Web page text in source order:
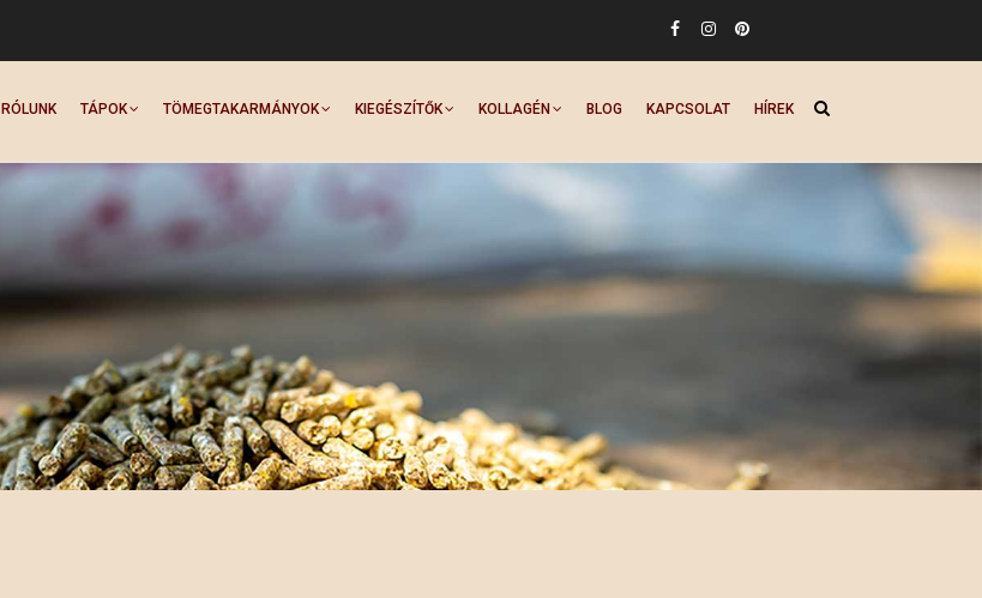
Navigation
RÓLUNK TÁPOK TÖMEGTAKARMÁNYOK KIEGÉSZÍTŐK KOLLAGÉN BLOG KAPCSOLAT HÍREK